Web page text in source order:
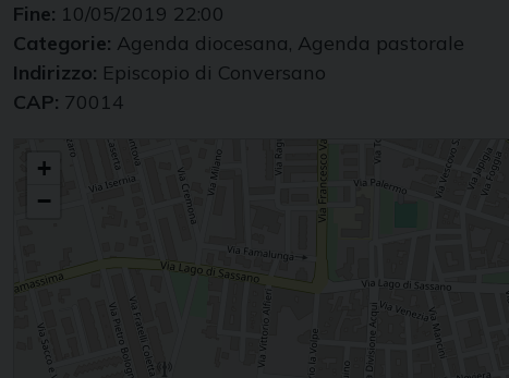
Fine: 10/05/2019 22:00
Categorie: Agenda diocesana, Agenda pastorale
Indirizzo: Episcopio di Conversano
CAP: 70014
L'oratorio si racconta e si proietta
+
−